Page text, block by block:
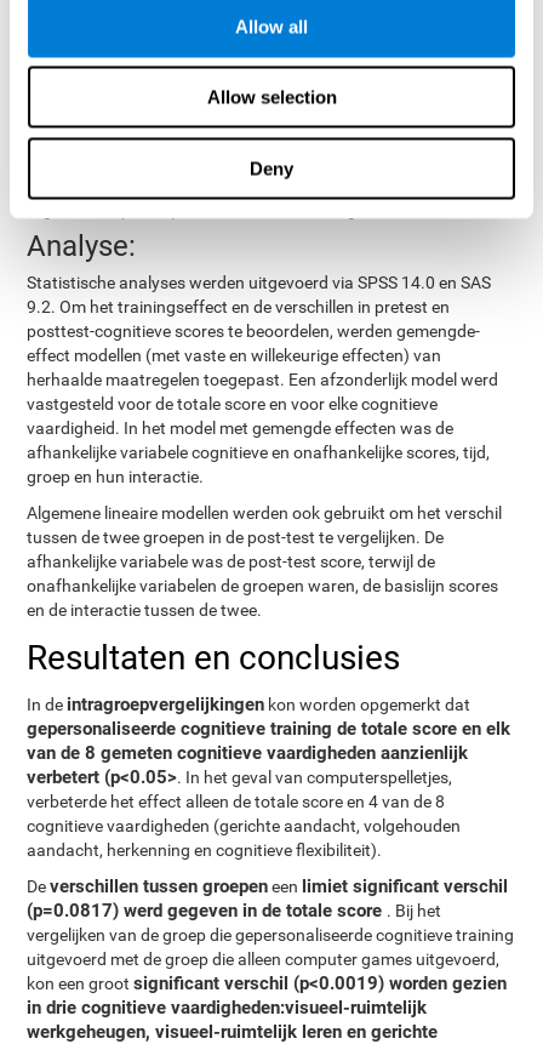
Allow all
Allow selection
Deny
Interventie groep
In deze modus werden twaalf klassieke computerspellen
probeerde te lijken op de groep die
uitvoerden, 24 sessies werden uitgevoerd, elk met 3 verschillende
taken van vergelijkbare duur, met een soortgelijk grafisch
ontwerp. Het belangrijkste verschil is dat deze spellen niet zijn
Analyse:
Statistische analyses werden uitgevoerd via SPSS 14.0 en SAS
9.2. Om het trainingseffect en de verschillen in pretest en
posttest-cognitieve scores te beoordelen, werden gemengde-
effect modellen (met vaste en willekeurige effecten) van
herhaalde maatregelen toegepast. Een afzonderlijk model werd
vastgesteld voor de totale score en voor elke cognitieve
vaardigheid. In het model met gemengde effecten was de
afhankelijke variabele cognitieve en onafhankelijke scores, tijd,
groep en hun interactie.
Algemene lineaire modellen werden ook gebruikt om het verschil
tussen de twee groepen in de post-test te vergelijken. De
afhankelijke variabele was de post-test score, terwijl de
onafhankelijke variabelen de groepen waren, de basislijn scores
en de interactie tussen de twee.
Resultaten en conclusies
In de intragroepvergelijkingen kon worden opgemerkt dat
gepersonaliseerde cognitieve training de totale score en elk
van de 8 gemeten cognitieve vaardigheden aanzienlijk
verbetert (p<0.05>. In het geval van computerspelletjes,
verbeterde het effect alleen de totale score en 4 van de 8
cognitieve vaardigheden (gerichte aandacht, volgehouden
aandacht, herkenning en cognitieve flexibiliteit).
Deverschillen tussen groepeneen limiet significant verschil
(p=0.0817) werd gegeven in de totale score . Bij het
vergelijken van de groep die gepersonaliseerde cognitieve training
uitgevoerd met de groep die alleen computer games uitgevoerd,
kon een grootsignificant verschil (p<0.0019) worden gezien
in drie cognitieve vaardigheden:visueel-ruimtelijk
werkgeheugen, visueel-ruimtelijk leren en gerichte